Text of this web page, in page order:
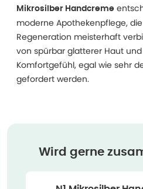
Mikrosilber Handcreme
moderne Apothekenpflege,
Regeneration meisterhaft
von spürbar glatterer Haut
Komfortgefühl, egal wie sehr
gefordert werden.
Wird gerne